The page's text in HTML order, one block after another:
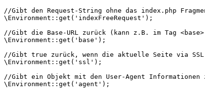
//Gibt den Request-String ohne das index.php
\Environment::get( 'indexFreeRequest' );
//Gibt die Base-URL zurück (kann z.B. im Tag
\Environment::get( 'base' );
//Gibt true zurück, wenn die aktuelle Seite via SSL
\Environment::get( 'ssl' );
//Gibt ein Objekt mit den User-Agent
\Environment::get( 'agent' );